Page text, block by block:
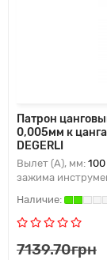
Патрон
0,005мм к
DEGERLI
Вылет (A), мм: 100
зажима
7139.70грн